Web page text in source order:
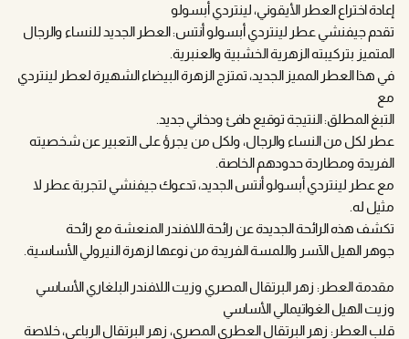
إعادة اختراع العطر الأيقوني، لينتردي أبسولو
تقدم جيفنشي عطر لينتردي أبسولو أنتس: العطر الجديد للنساء والرجال
المتميز بتركيبته الزهرية الخشبية والعنبرية.
في هذا العطر المميز الجديد، تمتزج الزهرة البيضاء الشهيرة لعطر لينتردي
مع
التبغ المطلق: النتيجة توقيع دافئ ودخاني جديد.
عطر لكل من النساء والرجال، ولكل من يجرؤ على التعبير عن شخصيته
الفريدة ومطاردة حدودهم الخاصة.
مع عطر لينتردي أبسولو أنتس الجديد، تدعوك جيفنشي لتجربة عطر لا
مثيل له.
تكشف هذه الرائحة الجديدة عن رائحة اللافندر المنعشة مع رائحة
جوهر الهيل الآسر واللمسة الفريدة من نوعها لزهرة النيرولي الأساسية.
مقدمة العطر: زهر البرتقال المصري وزيت اللافندر البلغاري الأساسي
وزيت الهيل الغواتيمالي الأساسي
قلب العطر: زهر البرتقال العطري المصري، زهر البرتقال الرباعي، خلاصة